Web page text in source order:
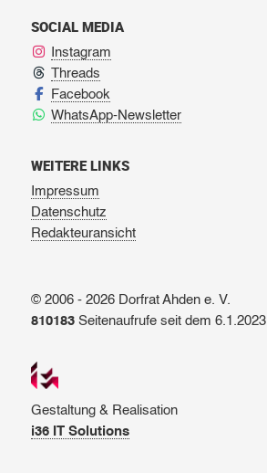
SOCIAL MEDIA
Instagram
Threads
Facebook
WhatsApp-Newsletter
WEITERE LINKS
Impressum
Datenschutz
Redakteuransicht
© 2006 - 2026 Dorfrat Ahden e. V.
810183Seitenaufrufe seit dem 6.1.2023
Gestaltung & Realisation
i36 IT Solutions